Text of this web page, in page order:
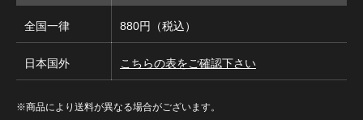
全国一律 880円（税込）
日本国外 こちらの表をご確認下さい
※商品により送料が異なる場合がございます。